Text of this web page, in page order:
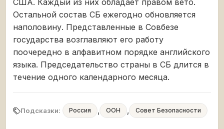
США. Каждый из них обладает правом вето.
Остальной состав СБ ежегодно обновляется
наполовину. Представленные в Совбезе
государства возглавляют его работу
поочередно в алфавитном порядке английского
языка. Председательство страны в СБ длится в
течение одного календарного месяца.
Подсказки: Россия , ООН , Совет Безопасности